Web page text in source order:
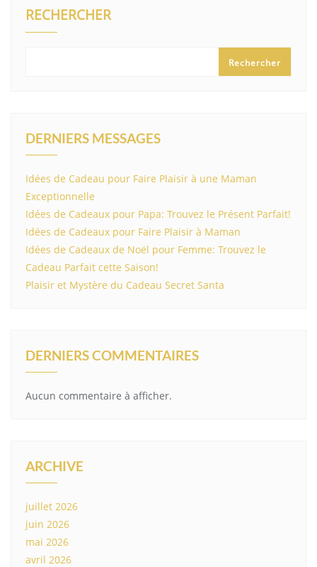
RECHERCHER
Rechercher
DERNIERS MESSAGES
Idées de Cadeau pour Faire Plaisir à une Maman
Exceptionnelle
Idées de Cadeaux pour Papa: Trouvez le Présent Parfait!
Idées de Cadeaux pour Faire Plaisir à Maman
Idées de Cadeaux de Noël pour Femme: Trouvez le
Cadeau Parfait cette Saison!
Plaisir et Mystère du Cadeau Secret Santa
DERNIERS COMMENTAIRES
Aucun commentaire à afficher.
ARCHIVE
juillet 2026
juin 2026
mai 2026
avril 2026